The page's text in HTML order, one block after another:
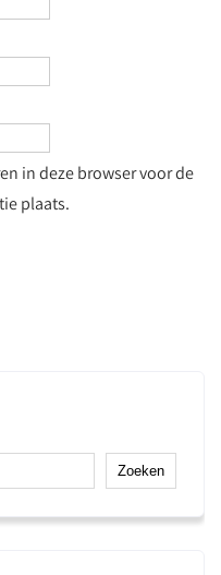
in deze browser voor de
plaats.
Zoeken